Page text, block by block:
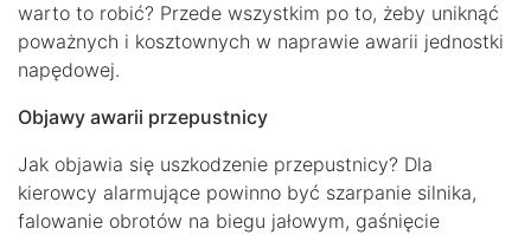
warto to robić? Przede wszystkim po to, żeby uniknąć
poważnych i kosztownych w naprawie awarii jednostki
napędowej.
Objawy awarii przepustnicy
Jak objawia się uszkodzenie przepustnicy? Dla
kierowcy alarmujące powinno być szarpanie silnika,
falowanie obrotów na biegu jałowym, gaśnięcie